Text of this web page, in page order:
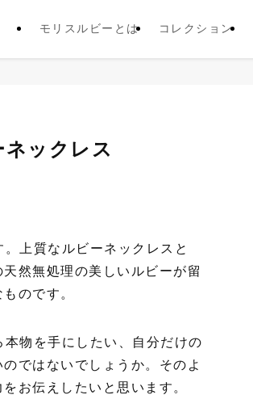
モリスルビーとは コレクション
ックレス
上質なルビーネックレスと
然無処理の美しいルビーが留
のです。
物を手にしたい、自分だけの
ではないでしょうか。そのよ
お伝えしたいと思います。